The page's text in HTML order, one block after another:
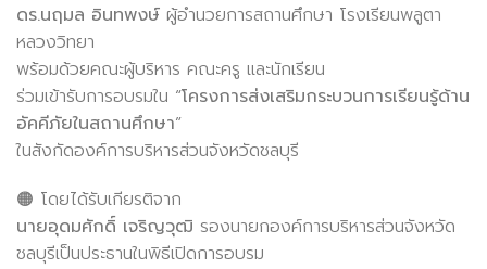
ดร.นฤมล อินทพงษ์ ผู้อำนวยการสถานศึกษา โรงเรียนพลูตา
หลวงวิทยา
พร้อมด้วยคณะผู้บริหาร คณะครู และนักเรียน
ร่วมเข้ารับการอบรมใน “โครงการส่งเสริมกระบวนการเรียนรู้ด้าน
อัคคีภัยในสถานศึกษา”
ในสังกัดองค์การบริหารส่วนจังหวัดชลบุรี
🟠 โดยได้รับเกียรติจาก
นายอุดมศักดิ์ เจริญวุฒิ รองนายกองค์การบริหารส่วนจังหวัด
ชลบุรีเป็นประธานในพิธีเปิดการอบรม